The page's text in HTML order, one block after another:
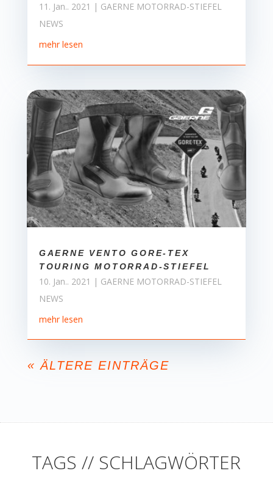
11. Jan.. 2021 | GAERNE MOTORRAD-STIEFEL
NEWS
mehr lesen
GAERNE VENTO GORE-TEX
TOURING MOTORRAD-STIEFEL
10. Jan.. 2021 | GAERNE MOTORRAD-STIEFEL
NEWS
mehr lesen
« ÄLTERE EINTRÄGE
TAGS // SCHLAGWÖRTER